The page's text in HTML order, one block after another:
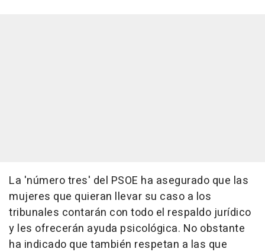
La 'número tres' del PSOE ha asegurado que las
mujeres que quieran llevar su caso a los
tribunales contarán con todo el respaldo jurídico
y les ofrecerán ayuda psicológica. No obstante
ha indicado que también respetan a las que